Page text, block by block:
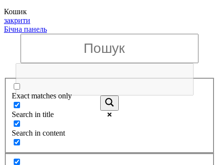
Кошик
закрити
Бічна панель
Exact matches only
Search in title
Search in content